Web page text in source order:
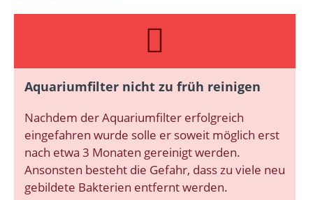
Aquariumfilter nicht zu früh reinigen
Nachdem der Aquariumfilter erfolgreich
eingefahren wurde solle er soweit möglich erst
nach etwa 3 Monaten gereinigt werden.
Ansonsten besteht die Gefahr, dass zu viele neu
gebildete Bakterien entfernt werden.